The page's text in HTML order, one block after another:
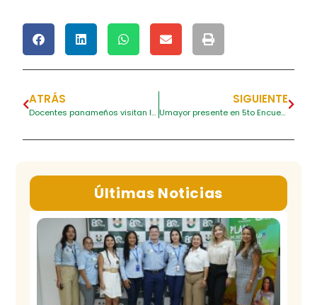
ATRÁS
Docentes panameños visitan la Umayor para afianzar una alianza investigativa
SIGUIENTE
Umayor presente en 5to Encuentro Regional sobre Sistema de Aseguramiento de la Educación Superior con Calidad
Últimas Noticias